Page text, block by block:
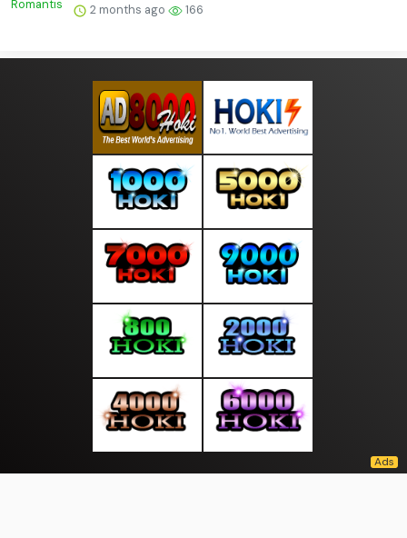
2 months ago 166